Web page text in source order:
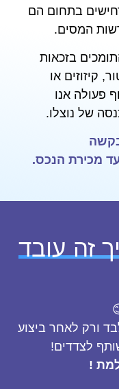
בתחום הם
המסים.
בזכאות
קיזוזים או
פעולה אנו
של נוצלו.
זה עובד
ורק לאחר ביצוע
לצדדים!
!